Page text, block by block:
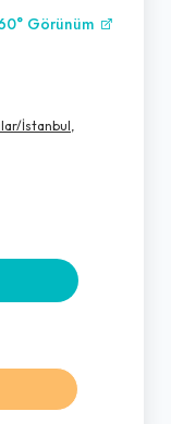
Görünüm
İstanbul,